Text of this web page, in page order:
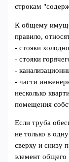
строкам
К общему
правило,
- стояки
- стояки
-
- части
несколько
помещения
Если труба
не только в
сверху и снизу
элемент